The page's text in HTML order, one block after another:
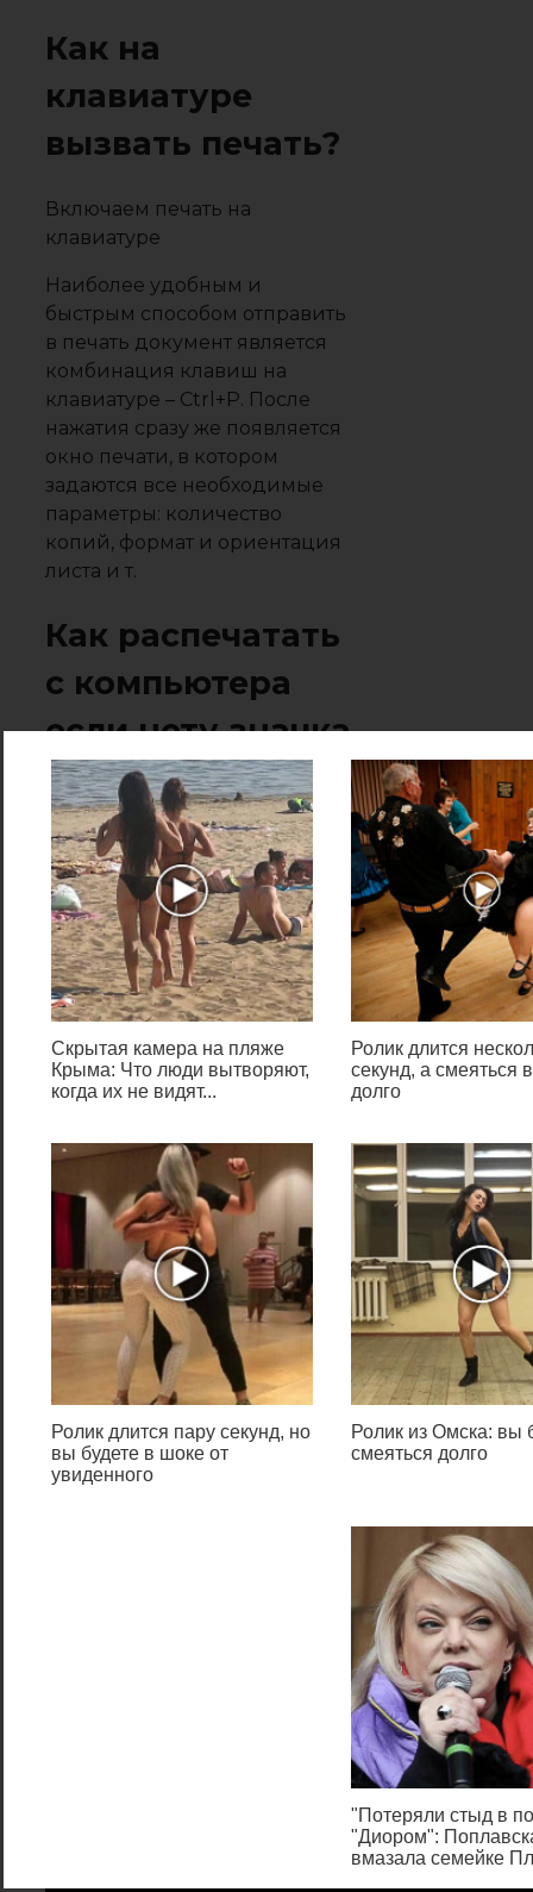
Как на
клавиатуре
вызвать печать?
Включаем печать на
клавиатуре
Наиболее удобным и
быстрым способом отправить
в печать документ является
комбинация клавиш на
клавиатуре – Ctrl+P. После
нажатия сразу же появляется
окно печати, в котором
задаются все необходимые
параметры: количество
копий, формат и ориентация
листа и т.
Как распечатать
с компьютера
если нету значка
печать?
Печать на стандартном
принтере
Какая
комбинация
клавиш в
Windows
документ на
печать?
Часто используемые
сочетания клавиш
Как выделить
текст и его
распечатать?
Скрытая камера на пляже
Крыма: Что люди вытворяют,
когда их не видят...
Ролик длится
секунд, а смеяться
долго
Ролик длится пару секунд, но
вы будете в шоке от
увиденного
Ролик из Омска: вы
смеяться долго
"Потеряли стыд в
"Диором":
вмазала семейке